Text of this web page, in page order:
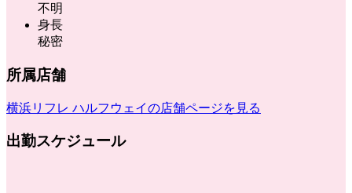
不明
身長
秘密
所属店舗
横浜リフレ ハルフウェイの店舗ページを見る
出勤スケジュール